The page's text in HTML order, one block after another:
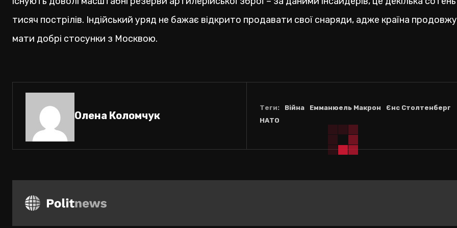
тисяч пострілів. Індійський уряд не бажає відкрито продавати свої снаряди, адже країна
мати добрі стосунки з Москвою.
Олена Коломчук
Теги: Війна Емманюель Макрон
Єнс Столтенберг
НАТО